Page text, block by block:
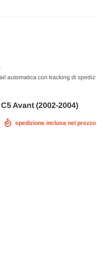
automatica con tracking di
Avant (2002-2004)
spedizione inclusa nel prezzo